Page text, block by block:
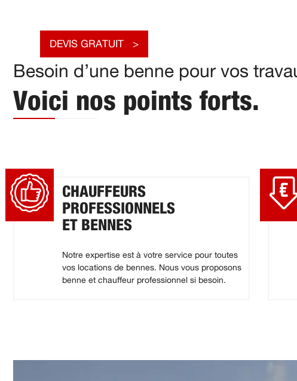
DEVIS GRATUIT
Besoin d’une benne pour vos
Voici nos points forts.
CHAUFFEURS
PROFESSIONNELS
ET BENNES
Notre expertise est à votre service pour toutes
vos locations de bennes. Nous vous proposons
benne et chauffeur professionnel si besoin.